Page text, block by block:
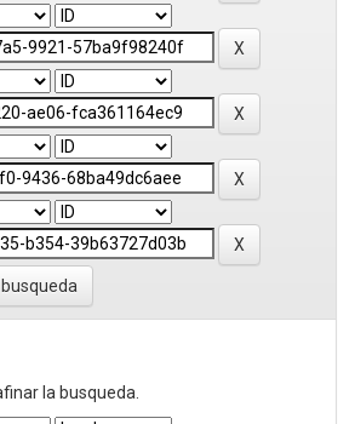
la busqueda.